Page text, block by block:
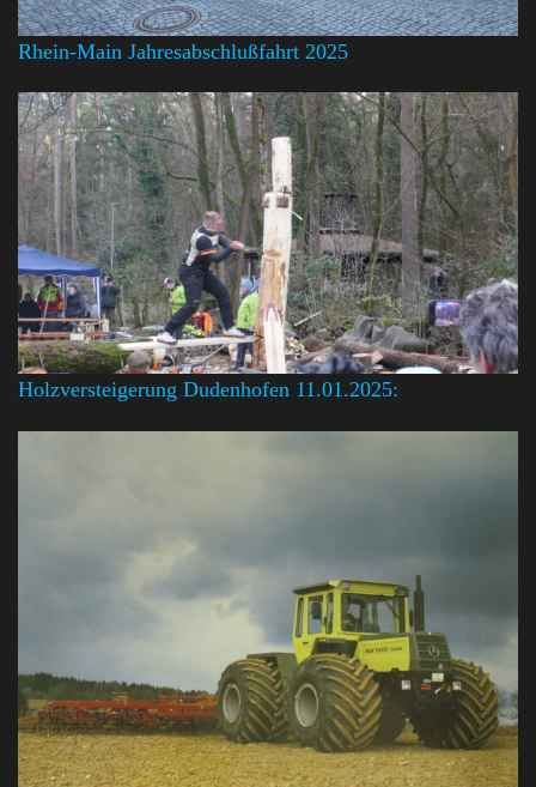
Rhein-Main Jahresabschlußfahrt 2025
Holzversteigerung Dudenhofen 11.01.2025: